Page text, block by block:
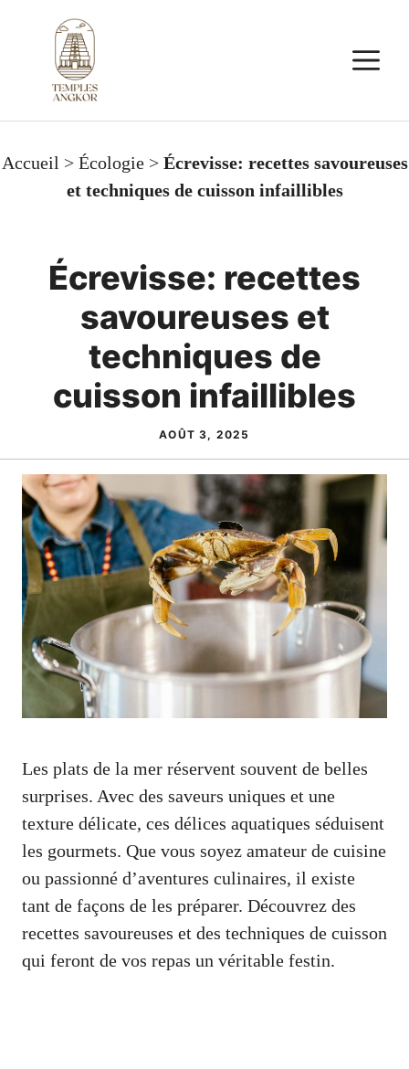
contenu
Accueil > Écologie> Écrevisse: recettes savoureuses
et techniques de cuisson infaillibles
Écrevisse: recettes
savoureuses et
techniques de
cuisson infaillibles
AOÛT 3, 2025
Les plats de la mer réservent souvent de belles
surprises. Avec des saveurs uniques et une
texture délicate, ces délices aquatiques séduisent
les gourmets. Que vous soyez amateur de cuisine
ou passionné d’aventures culinaires, il existe
tant de façons de les préparer. Découvrez des
recettes savoureuses et des techniques de cuisson
qui feront de vos repas un véritable festin.